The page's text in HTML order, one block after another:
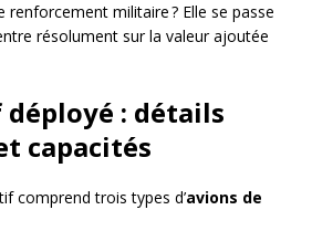
militaire ? Elle se passe
résolument sur la valeur ajoutée
: détails
capacités
comprend trois types d’avions de